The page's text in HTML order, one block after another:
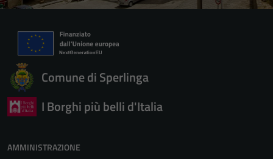
Comune di Sperlinga
I Borghi più belli d'Italia
AMMINISTRAZIONE